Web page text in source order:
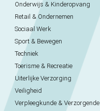
Onderwijs & Kinderopvang
Retail & Ondernemen
Sociaal Werk
Sport & Bewegen
Techniek
Toerisme & Recreatie
Uiterlijke Verzorging
Veiligheid
Verpleegkunde & Verzorgende